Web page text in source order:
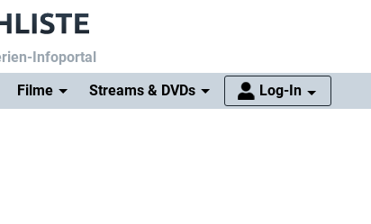
Infoportal
Filme Streams & DVDs Log-In